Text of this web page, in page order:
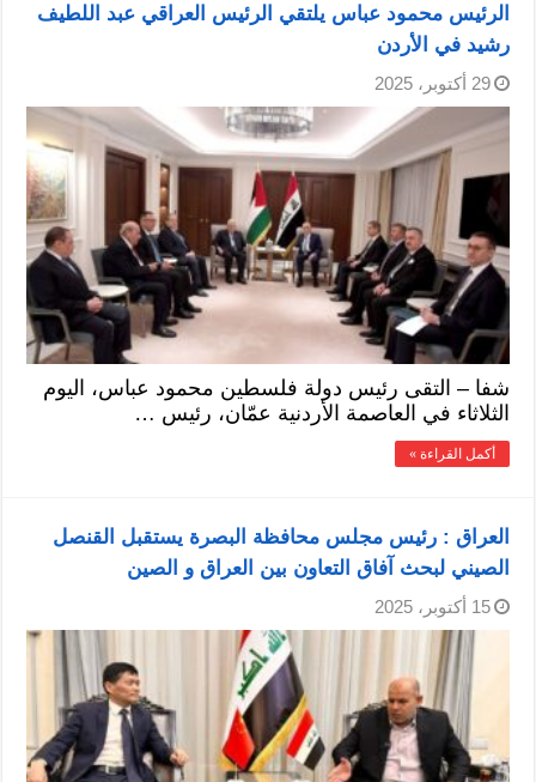
الرئيس محمود عباس يلتقي الرئيس العراقي عبد اللطيف
رشيد في الأردن
29 أكتوبر، 2025
شفا – التقى رئيس دولة فلسطين محمود عباس، اليوم
الثلاثاء في العاصمة الأردنية عمّان، رئيس …
أكمل القراءة »
العراق : رئيس مجلس محافظة البصرة يستقبل القنصل
الصيني لبحث آفاق التعاون بين العراق و الصين
15 أكتوبر، 2025